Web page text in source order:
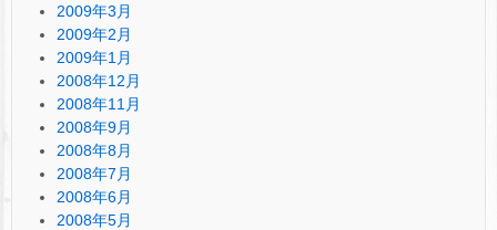
2009年3月
2009年2月
2009年1月
2008年12月
2008年11月
2008年9月
2008年8月
2008年7月
2008年6月
2008年5月